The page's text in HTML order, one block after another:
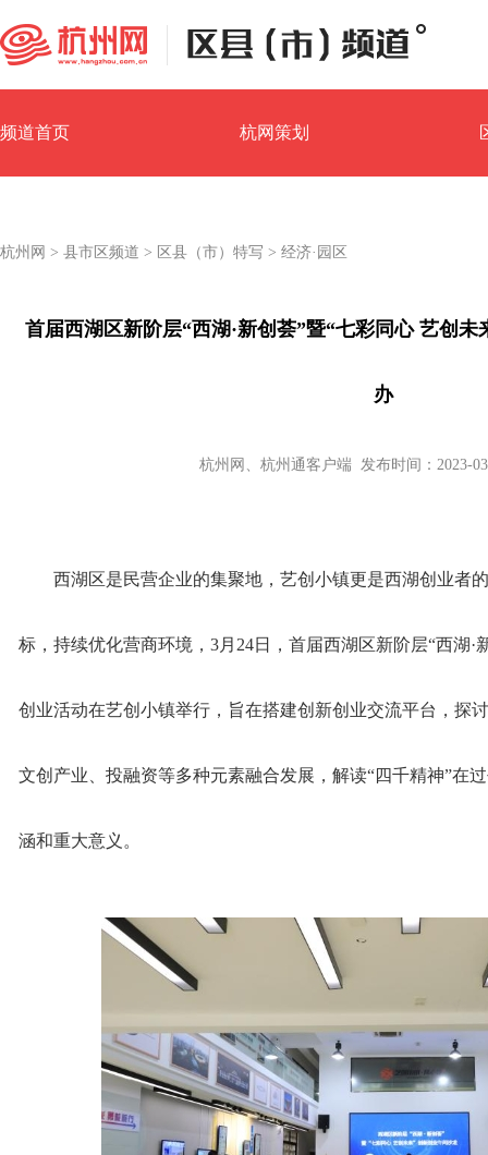
频道首页 杭网策划
杭州网 > 县市区频道 > 区县（市）特写 > 经济·园区
首届西湖区新阶层“西湖·新创荟”暨“七彩同心 艺创
办
杭州网、杭州通客户端 发布时间：2023-
西湖区是民营企业的集聚地，艺创小镇更是西湖创业者
标，持续优化营商环境，3月24日，首届西湖区新阶层“西湖·
创业活动在艺创小镇举行，旨在搭建创新创业交流平台，探
文创产业、投融资等多种元素融合发展，解读“四千精神”在
涵和重大意义。